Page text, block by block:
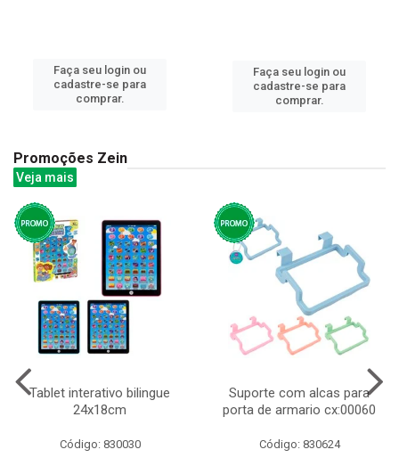
Faça seu login ou
cadastre-se para
comprar.
Faça seu login ou
cadastre-se para
comprar.
Promoções Zein
Veja mais
Tablet interativo bilingue
24x18cm
Código: 830030
Suporte com alcas para
porta de armario cx:00060
Código: 830624